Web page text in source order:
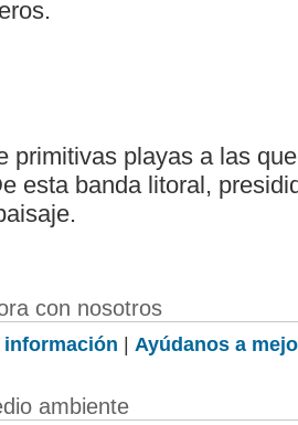
primitivas playas a las
esta banda litoral,
con nosotros
información | Ayúdanos a
ambiente